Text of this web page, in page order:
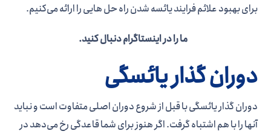
برای بهبود علائم فرایند یائسه شدن راه­ حل­ هایی را ارائه می‌­کنیم.
ما را در اینستاگرام دنبال کنید.
دوران گذار یائسگی
دوران گذار یائسگی با قبل از شروع دوران اصلی متفاوت است و نباید
آن­ها را با هم اشتباه گرفت. اگر هنوز برای شما قاعدگی رخ می­‌دهد در